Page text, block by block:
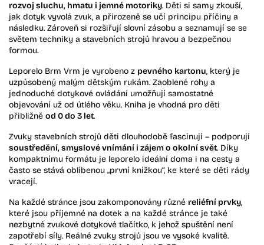
rozvoj sluchu, hmatu i jemné motoriky. Děti si samy zkouší,
jak dotyk vyvolá zvuk, a přirozeně se učí principu příčiny a
následku. Zároveň si rozšiřují slovní zásobu a seznamují se se
světem techniky a stavebních strojů hravou a bezpečnou
formou.
Leporelo Brm Vrm je vyrobeno z pevného kartonu, který je
uzpůsobený malým dětským rukám. Zaoblené rohy a
jednoduché dotykové ovládání umožňují samostatné
objevování už od útlého věku. Kniha je vhodná pro děti
přibližně od 0 do 3 let.
Zvuky stavebních strojů děti dlouhodobě fascinují – podporují
soustředění, smyslové vnímání i zájem o okolní svět. Díky
kompaktnímu formátu je leporelo ideální doma i na cesty a
často se stává oblíbenou „první knížkou“, ke které se děti rády
vracejí.
Na každé stránce jsou zakomponovány různé reliéfní prvky,
které jsou příjemné na dotek a na každé stránce je také
nezbytné zvukové dotykové tlačítko, k jehož spuštění není
zapotřebí síly. Reálné zvuky strojů jsou ve vysoké kvalitě.